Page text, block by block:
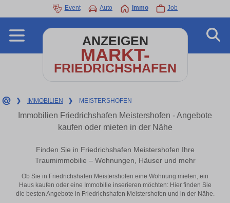
Event Auto Immo Job
ANZEIGEN
MARKT-
FRIEDRICHSHAFEN
❯ IMMOBILIEN ❯ MEISTERSHOFEN
Immobilien Friedrichshafen Meistershofen - Angebote
kaufen oder mieten in der Nähe
Finden Sie in Friedrichshafen Meistershofen Ihre
Traumimmobilie – Wohnungen, Häuser und mehr
Ob Sie in Friedrichshafen Meistershofen eine Wohnung mieten, ein
Haus kaufen oder eine Immobilie inserieren möchten: Hier finden Sie
die besten Angebote in Friedrichshafen Meistershofen und in der Nähe.